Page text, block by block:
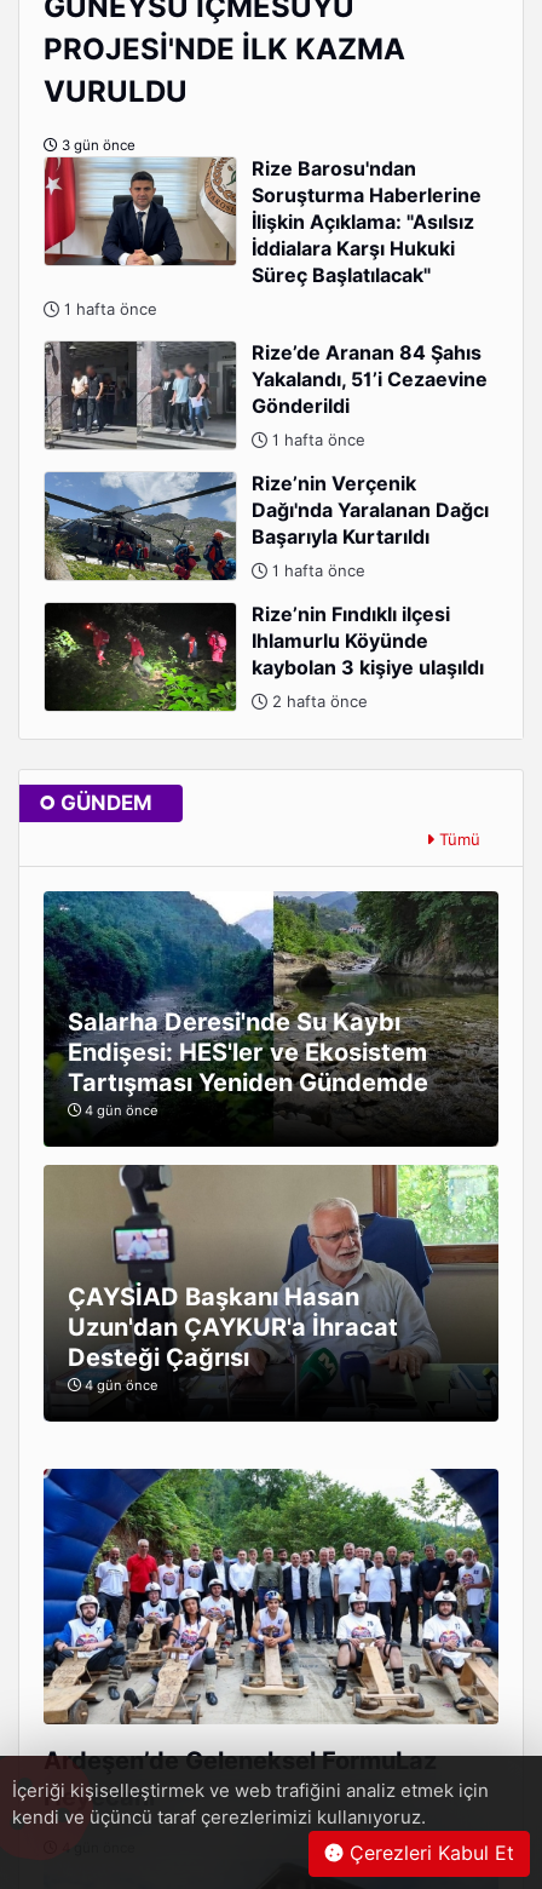
PROJESİ'NDE İLK KAZMA
VURULDU
3 gün önce
Rize Barosu'ndan
Soruşturma Haberlerine
İlişkin Açıklama: "Asılsız
İddialara Karşı Hukuki
Süreç Başlatılacak"
1 hafta önce
Rize’de Aranan 84 Şahıs
Yakalandı, 51’i Cezaevine
Gönderildi
1 hafta önce
Rize’nin Verçenik
Dağı'nda Yaralanan Dağcı
Başarıyla Kurtarıldı
1 hafta önce
Rize’nin Fındıklı ilçesi
Ihlamurlu Köyünde
kaybolan 3 kişiye ulaşıldı
2 hafta önce
GÜNDEM
Tümü
Salarha Deresi'nde Su Kaybı
Endişesi: HES'ler ve Ekosistem
Tartışması Yeniden Gündemde
4 gün önce
ÇAYSİAD Başkanı Hasan
Uzun'dan ÇAYKUR'a İhracat
Desteği Çağrısı
4 gün önce
Ardeşen’de Geleneksel FormuLaz
Heyecanı
4 gün önce
İçeriği kişiselleştirmek ve web trafiğini analiz etmek için
kendi ve üçüncü taraf çerezlerimizi kullanıyoruz.
Çerezleri Kabul Et